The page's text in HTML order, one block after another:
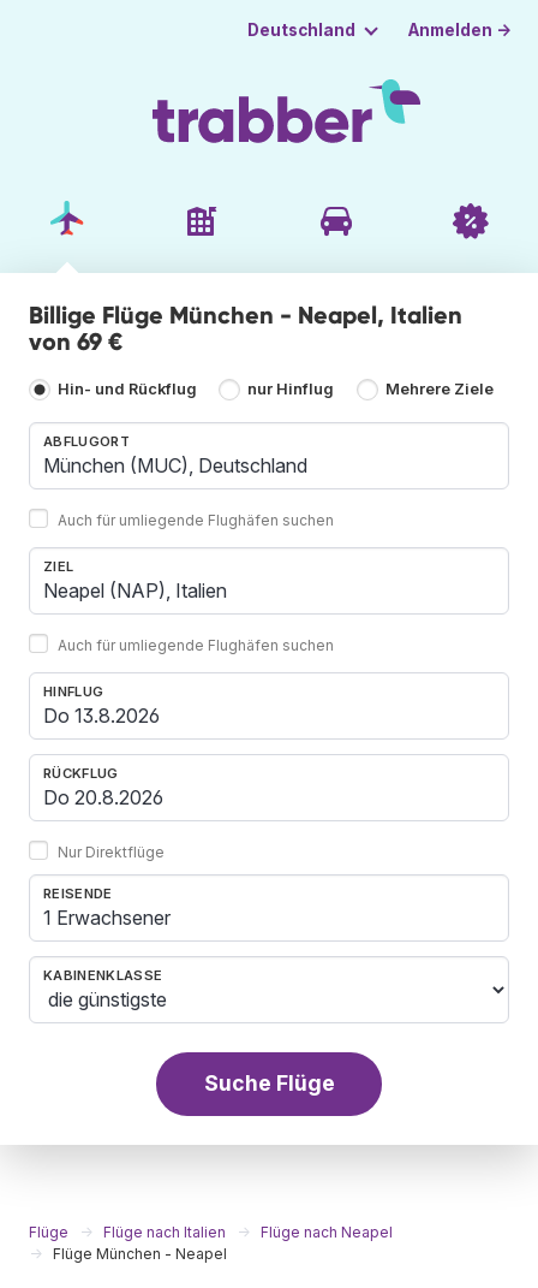
Deutschland Anmelden →
Billige Flüge München - Neapel, Italien
von 69 €
Hin- und Rückflug nur Hinflug Mehrere Ziele
ABFLUGORT
Auch für umliegende Flughäfen suchen
ZIEL
Auch für umliegende Flughäfen suchen
HINFLUG
RÜCKFLUG
Nur Direktflüge
REISENDE
1 Erwachsener
KABINENKLASSE
Suche Flüge
Flüge Flüge nach Italien
Flüge nach Neapel
Flüge München - Neapel